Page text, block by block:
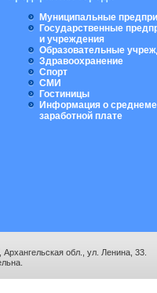
Муниципальные
Государственные
и учреждения
Образовательные
Здравоохранение
Спорт
СМИ
Гостиницы
Информация о
заработной плате
обл., ул. Ленина, 33.